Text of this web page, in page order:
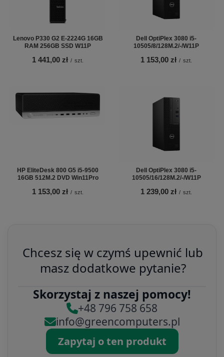
Lenovo P330 G2 E-2224G 16GB
RAM 256GB SSD W11P
1 441,00 zł / szt.
Dell OptiPlex 3080 i5-
10505/8/128M.2/-/W11P
1 153,00 zł / szt.
HP EliteDesk 800 G5 i5-9500
16GB 512M.2 DVD Win11Pro
1 153,00 zł / szt.
Dell OptiPlex 3080 i5-
10505/16/128M.2/-/W11P
1 239,00 zł / szt.
Chcesz się w czymś upewnić lub
masz dodatkowe pytanie?
Skorzystaj z naszej pomocy!
+48 796 758 658
info@greencomputers.pl
Zapytaj o ten produkt